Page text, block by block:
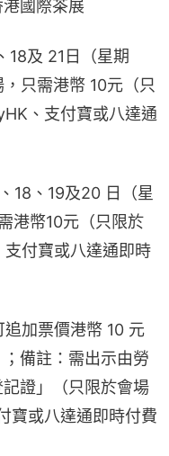
國際茶展
18及 21日（星期
只需港幣 10元（只
、支付寶或八達通
18、19及20 日（星
港幣10元（只限於
付寶或八達通即時
加票價港幣 10 元
備註：需出示由勞
證」（只限於會場
寶或八達通即時付費